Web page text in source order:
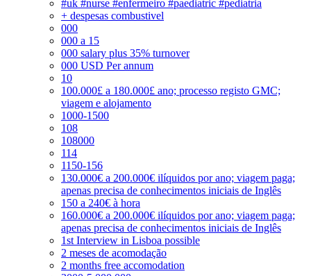
#uk #nurse #enfermeiro #paediatric #pediatria
+ despesas combustivel
000
000 a 15
000 salary plus 35% turnover
000 USD Per annum
10
100.000£ a 180.000£ ano; processo registo GMC;
viagem e alojamento
1000-1500
108
108000
114
1150-156
130.000€ a 200.000€ ilíquidos por ano; viagem paga;
apenas precisa de conhecimentos iniciais de Inglês
150 a 240€ à hora
160.000€ a 200.000€ ilíquidos por ano; viagem paga;
apenas precisa de conhecimentos iniciais de Inglês
1st Interview in Lisboa possible
2 meses de acomodação
2 months free accomodation